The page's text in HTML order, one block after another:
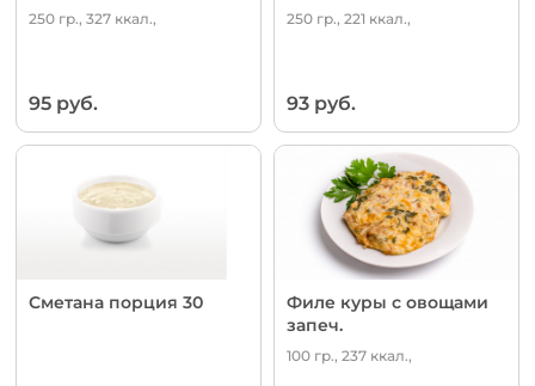
250 гр., 327 ккал.,
95 руб.
250 гр., 221 ккал.,
93 руб.
Сметана порция 30
Филе куры с овощами
запеч.
100 гр., 237 ккал.,